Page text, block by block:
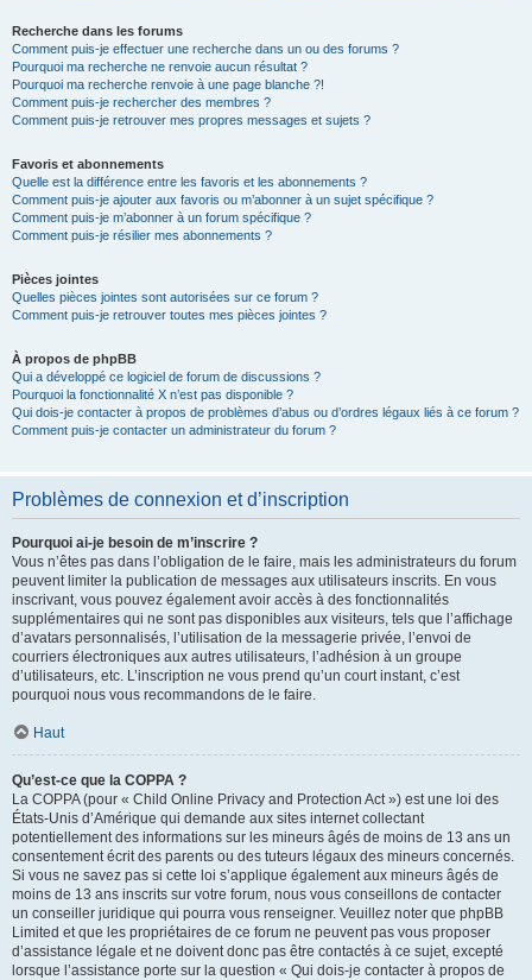
Recherche dans les forums
Comment puis-je effectuer une recherche dans un ou des forums ?
Pourquoi ma recherche ne renvoie aucun résultat ?
Pourquoi ma recherche renvoie à une page blanche ?!
Comment puis-je rechercher des membres ?
Comment puis-je retrouver mes propres messages et sujets ?
Favoris et abonnements
Quelle est la différence entre les favoris et les abonnements ?
Comment puis-je ajouter aux favoris ou m’abonner à un sujet spécifique ?
Comment puis-je m’abonner à un forum spécifique ?
Comment puis-je résilier mes abonnements ?
Pièces jointes
Quelles pièces jointes sont autorisées sur ce forum ?
Comment puis-je retrouver toutes mes pièces jointes ?
À propos de phpBB
Qui a développé ce logiciel de forum de discussions ?
Pourquoi la fonctionnalité X n’est pas disponible ?
Qui dois-je contacter à propos de problèmes d’abus ou d’ordres légaux liés à ce forum ?
Comment puis-je contacter un administrateur du forum ?
Problèmes de connexion et d’inscription
Pourquoi ai-je besoin de m’inscrire ?
Vous n’êtes pas dans l’obligation de le faire, mais les administrateurs du forum
peuvent limiter la publication de messages aux utilisateurs inscrits. En vous
inscrivant, vous pouvez également avoir accès à des fonctionnalités
supplémentaires qui ne sont pas disponibles aux visiteurs, tels que l’affichage
d’avatars personnalisés, l’utilisation de la messagerie privée, l’envoi de
courriers électroniques aux autres utilisateurs, l’adhésion à un groupe
d’utilisateurs, etc. L’inscription ne vous prend qu’un court instant, c’est
pourquoi nous vous recommandons de le faire.
Haut
Qu’est-ce que la COPPA ?
La COPPA (pour « Child Online Privacy and Protection Act ») est une loi des
États-Unis d’Amérique qui demande aux sites internet collectant
potentiellement des informations sur les mineurs âgés de moins de 13 ans un
consentement écrit des parents ou des tuteurs légaux des mineurs concernés.
Si vous ne savez pas si cette loi s’applique également aux mineurs âgés de
moins de 13 ans inscrits sur votre forum, nous vous conseillons de contacter
un conseiller juridique qui pourra vous renseigner. Veuillez noter que phpBB
Limited et que les propriétaires de ce forum ne peuvent pas vous proposer
d’assistance légale et ne doivent donc pas être contactés à ce sujet, excepté
lorsque l’assistance porte sur la question « Qui dois-je contacter à propos de